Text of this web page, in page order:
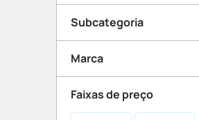
Mamãe e Bebê
Primeiros Socorros
Fraldas
Hora do banho
Cabelo
Lenço umedecido
Subcategoria
Shampoo
Condicionador
Marca
Johnson&johnson
Faixas de preço